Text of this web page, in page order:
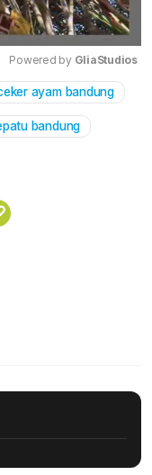
Mute
Powered by GliaStudios
ayam bandung
bandung